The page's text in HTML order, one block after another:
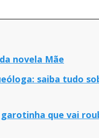
novela Mãe
saiba tudo
garotinha que vai